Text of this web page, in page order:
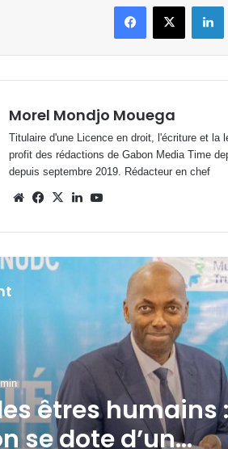
FacebookX
Morel Mondjo Mouega
Titulaire d'une Licence en droit, l'écriture et la
profit des rédactions de Gabon Media Time
depuis septembre 2019. Rédacteur en chef
WebsiteFacebook
X Linkedin
le gouvernement
crible les